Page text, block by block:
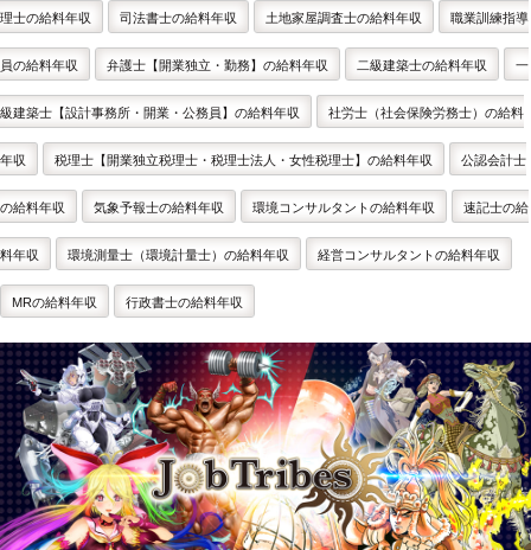
理士の給料年収 司法書士の給料年収 土地家屋調査士の給料年収 職業訓練指導
員の給料年収 弁護士【開業独立・勤務】の給料年収 二級建築士の給料年収 一
級建築士【設計事務所・開業・公務員】の給料年収 社労士（社会保険労務士）の給料
年収 税理士【開業独立税理士・税理士法人・女性税理士】の給料年収 公認会計士
の給料年収 気象予報士の給料年収 環境コンサルタントの給料年収 速記士の給
料年収 環境測量士（環境計量士）の給料年収 経営コンサルタントの給料年収
MRの給料年収 行政書士の給料年収